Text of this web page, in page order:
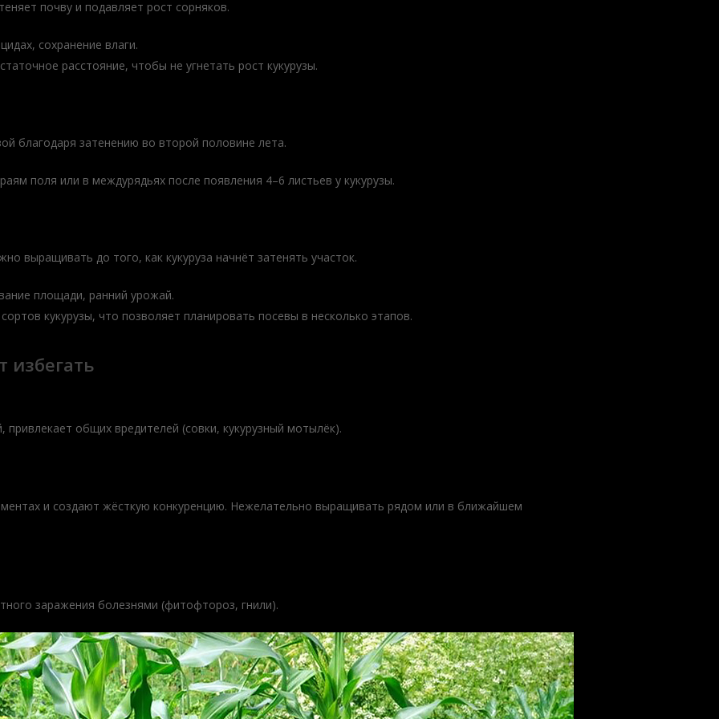
почву и подавляет рост сорняков.
сохранение влаги.
расстояние, чтобы не угнетать рост кукурузы.
благодаря затенению во второй половине лета.
поля или в междурядьях после появления 4–6 листьев у кукурузы.
выращивать до того, как кукуруза начнёт затенять участок.
площади, ранний урожай.
кукурузы, что позволяет планировать посевы в несколько этапов.
избегать
привлекает общих вредителей (совки, кукурузный мотылёк).
и создают жёсткую конкуренцию. Нежелательно выращивать рядом или в ближайшем
заражения болезнями (фитофтороз, гнили).